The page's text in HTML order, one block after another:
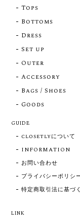
Tops
Bottoms
Dress
Set up
Outer
Accessory
Bags / Shoes
Goods
GUIDE
closetlyについて
INFORMATION
お問い合わせ
プライバシーポリシ
特定商取引法に基づ
LINK